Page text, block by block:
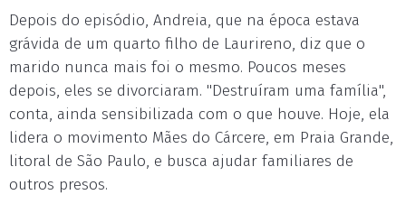
Depois do episódio, Andreia, que na época estava
grávida de um quarto filho de Laurireno, diz que o
marido nunca mais foi o mesmo. Poucos meses
depois, eles se divorciaram. "Destruíram uma família",
conta, ainda sensibilizada com o que houve. Hoje, ela
lidera o movimento Mães do Cárcere, em Praia Grande,
litoral de São Paulo, e busca ajudar familiares de
outros presos.